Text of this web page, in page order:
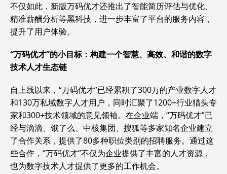
不仅如此，新版万码优才还推出了智能简历评估与优化、
精准薪酬分析等黑科技，进一步丰富了平台的服务内容，
提升了用户体验。
“万码优才”的小目标：构建一个智慧、高效、和谐的数字
技术人才生态链
自上线以来，“万码优才”已经累积了300万的产业数字人才
和130万私域数字人才用户，同时汇聚了1200+行业猎头专
家和300+技术领域的意见领袖。在企业端，“万码优才”已
经与滴滴、饿了么、中核集团、搜狐等多家知名企业建立
了合作关系，提供了80多种职位类别的招聘服务。通过这
些合作，“万码优才”不仅为企业提供了丰富的人才资源，
也为数字技术人才提供了更多的工作机会。